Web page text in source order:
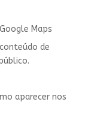
Maps
de
aparecer nos